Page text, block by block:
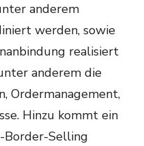
anderem
werden, sowie
realisiert
anderem die
Ordermanagement,
Hinzu kommt ein
Border-Selling